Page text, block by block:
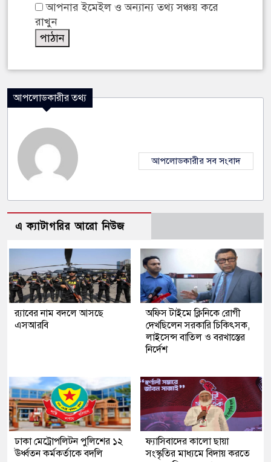
আপনার ইমেইল ও অন্যান্য তথ্য সঞ্চয় করে
রাখুন
আপলোডকারীর তথ্য
আপলোডকারীর সব সংবাদ
এ ক্যাটাগরির আরো নিউজ
র‍্যাবের নাম বদলে আসছে
এসআরবি
অফিস টাইমে ক্লিনিকে রোগী
দেখছিলেন সরকারি চিকিৎসক,
লাইসেন্স বাতিল ও বরখাস্তের
নির্দেশ
ঢাকা মেট্রোপলিটন পুলিশের ১২
ঊর্ধ্বতন কর্মকর্তাকে বদলি
ফ্যাসিবাদের কালো ছায়া
সংস্কৃতির মাধ্যমে বিদায় করতে